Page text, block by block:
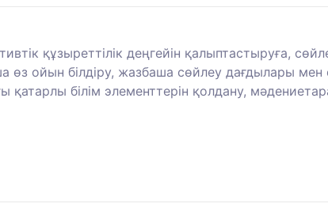
құзыреттілік деңгейін қалыптастыруға,
ойын білдіру, жазбаша сөйлеу дағдылары мен
қатарлы білім элементтерін қолдану,